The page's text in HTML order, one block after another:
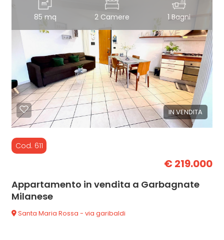
85 mq 2 Camere 1 Bagni
IN VENDITA
Cod. 611
€ 219.000
Appartamento in vendita a Garbagnate
Milanese
Santa Maria Rossa - via garibaldi